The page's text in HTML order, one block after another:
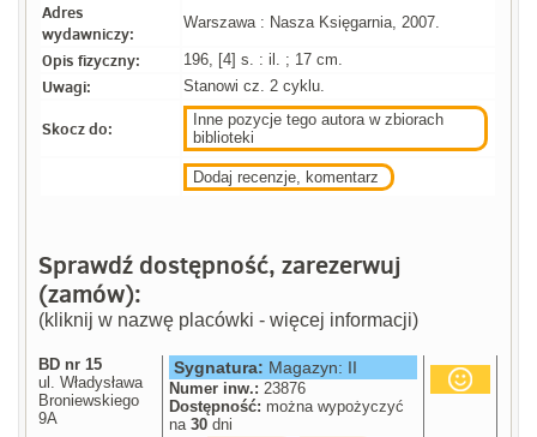
Adres
wydawniczy:
Warszawa : Nasza Księgarnia, 2007.
Opis fizyczny: 196, [4] s. : il. ; 17 cm.
Uwagi: Stanowi cz. 2 cyklu.
Skocz do:
Inne pozycje tego autora w zbiorach
biblioteki
Dodaj recenzje, komentarz
Sprawdź dostępność, zarezerwuj
(zamów):
(kliknij w nazwę placówki - więcej informacji)
BD nr 15
ul. Władysława
Broniewskiego
9A
Sygnatura: Magazyn: II
Numer inw.: 23876
Dostępność: można wypożyczyć
na30 dni